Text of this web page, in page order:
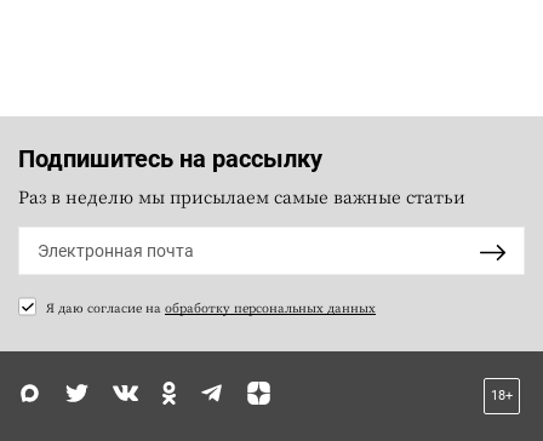
Подпишитесь на рассылку
Раз в неделю мы присылаем самые важные статьи
Я даю согласие на обработку персональных данных
18+